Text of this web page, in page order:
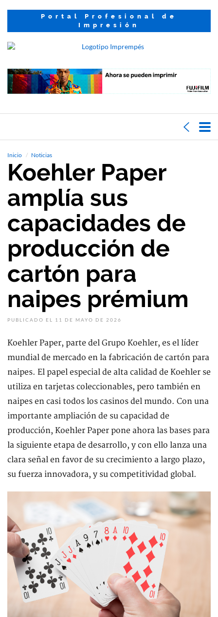
Portal Profesional de
Impresión
Inicio Noticias
Koehler Paper
amplía sus
capacidades de
producción de
cartón para
naipes prémium
PUBLICADO EL 11 DE MAYO DE 2026
Koehler Paper, parte del Grupo Koehler, es el líder
mundial de mercado en la fabricación de cartón para
naipes. El papel especial de alta calidad de Koehler se
utiliza en tarjetas coleccionables, pero también en
naipes en casi todos los casinos del mundo. Con una
importante ampliación de su capacidad de
producción, Koehler Paper pone ahora las bases para
la siguiente etapa de desarrollo, y con ello lanza una
clara señal en favor de su crecimiento a largo plazo,
su fuerza innovadora, y su competitividad global.